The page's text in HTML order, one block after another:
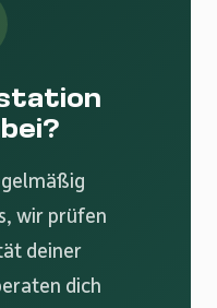
wir prüfen
deiner
dich